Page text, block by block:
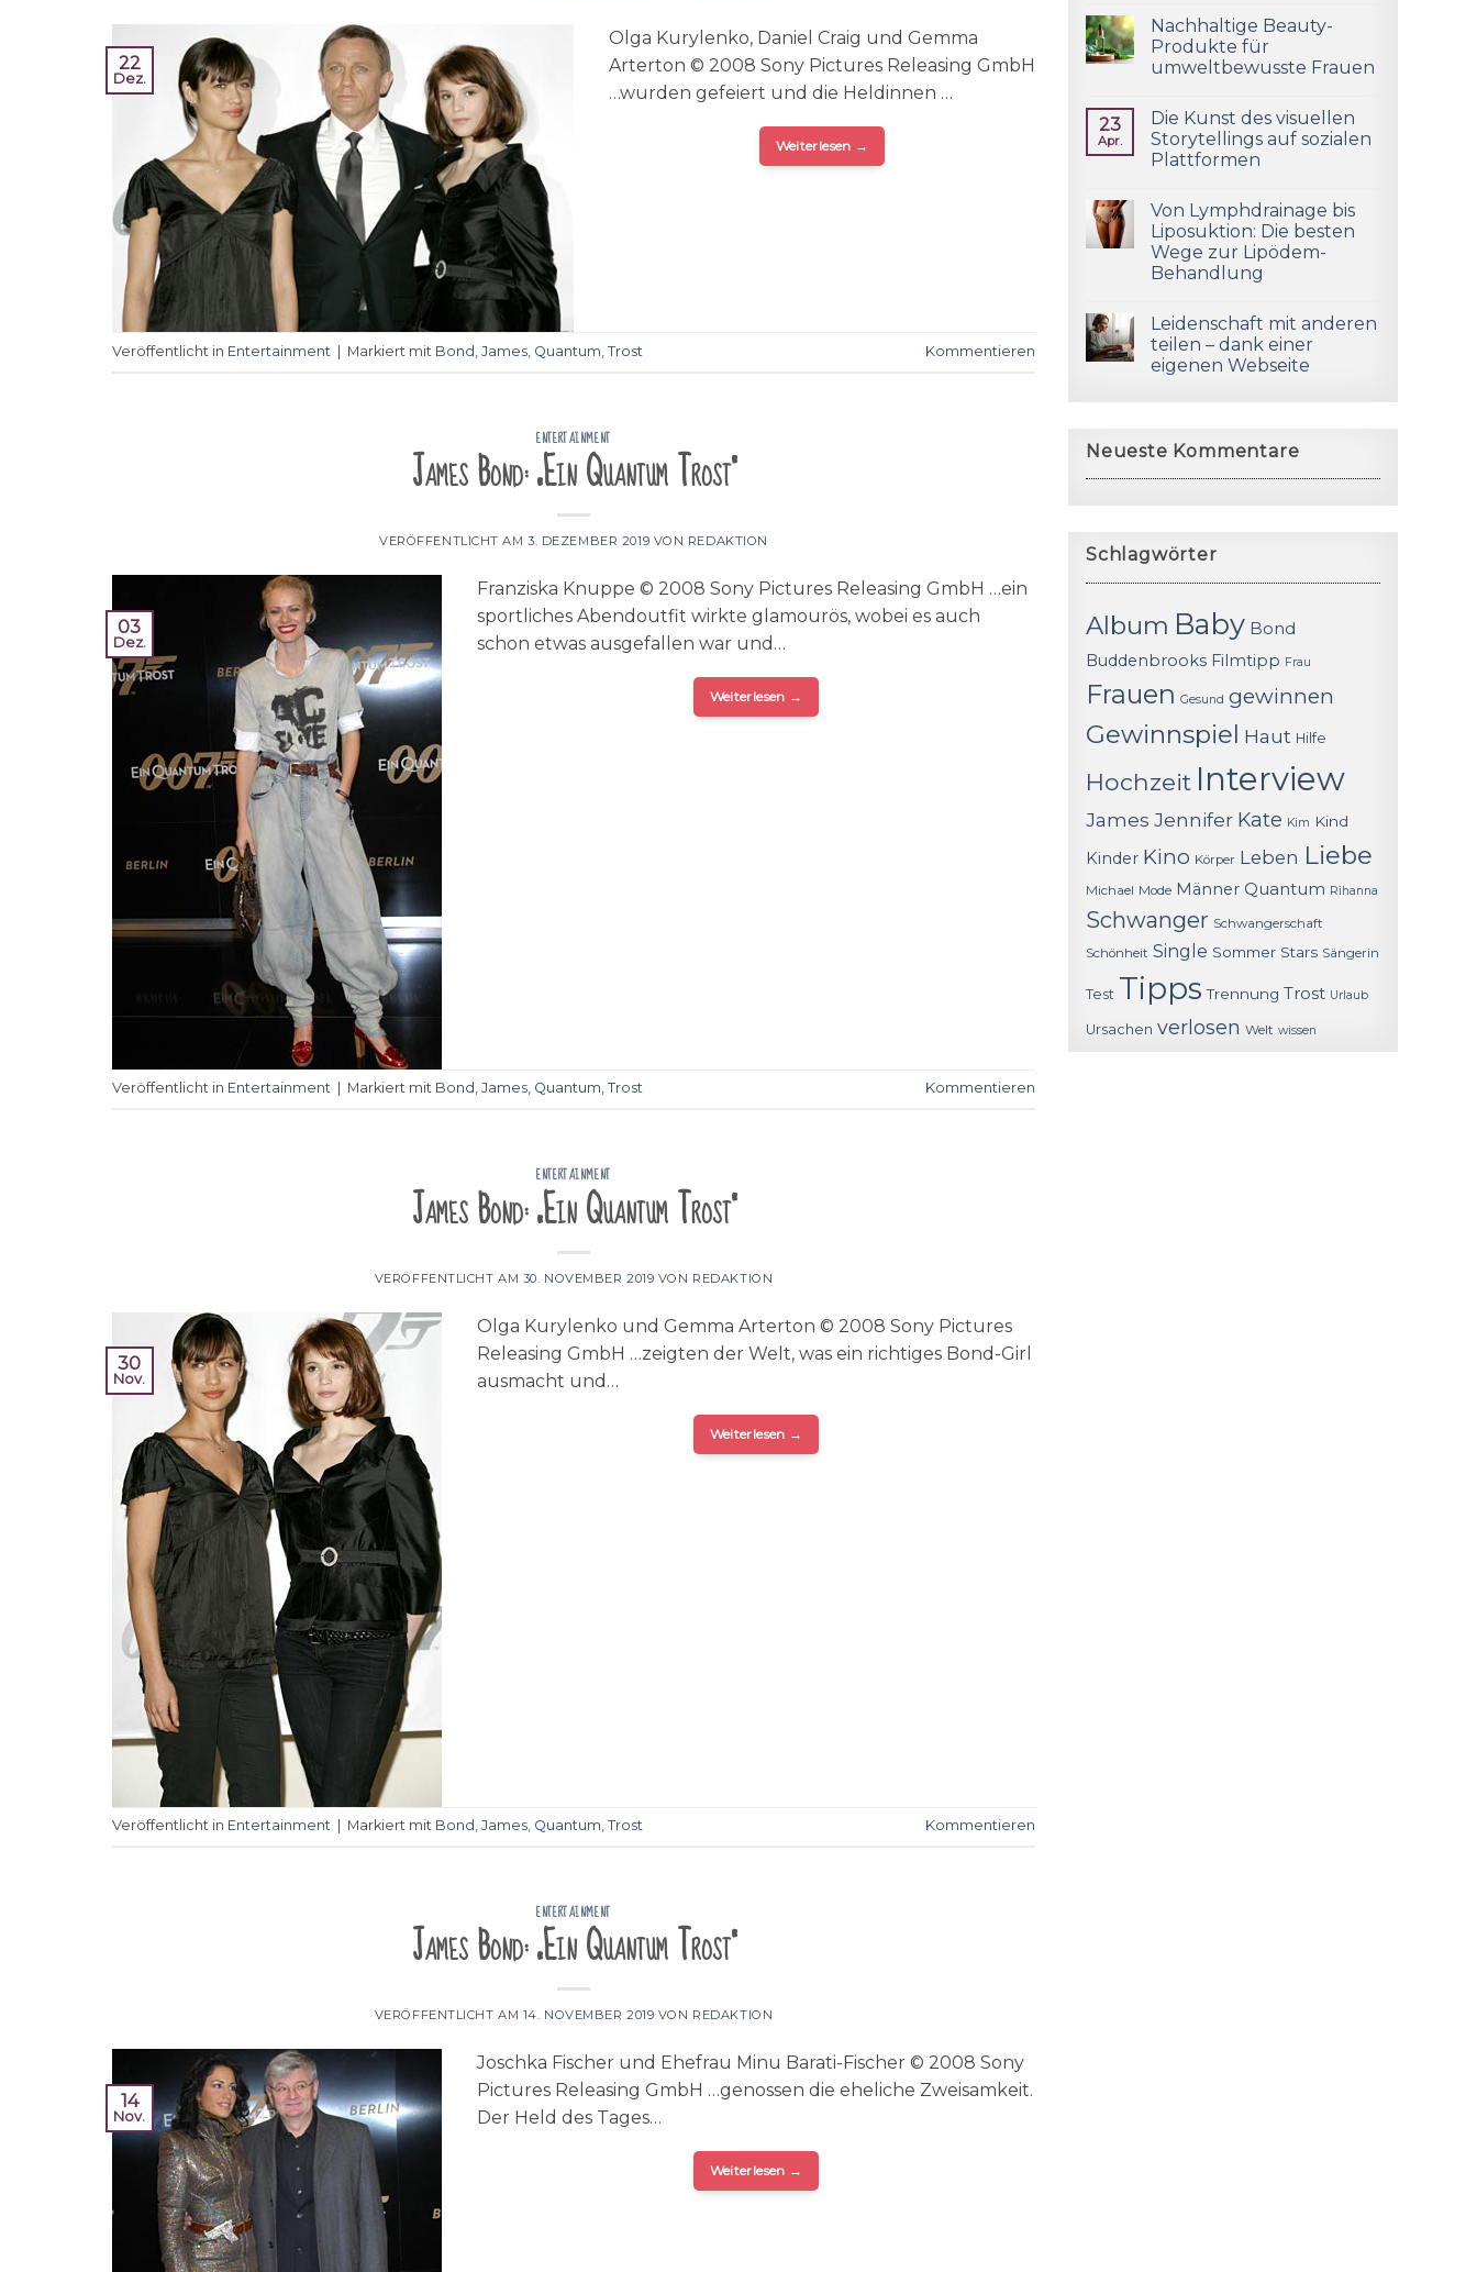
22
Dez.
Olga Kurylenko, Daniel Craig und Gemma
Arterton © 2008 Sony Pictures Releasing GmbH
…wurden gefeiert und die Heldinnen …
Weiterlesen →
Veröffentlicht in Entertainment Markiert mit Bond James Quantum Trost Kommentieren
ENTERTAINMENT
James Bond: „Ein Quantum Trost“
VERÖFFENTLICHT AM3. DEZEMBER 2019 VON REDAKTION
03
Dez.
Franziska Knuppe © 2008 Sony Pictures Releasing GmbH …ein
sportliches Abendoutfit wirkte glamourös, wobei es auch
schon etwas ausgefallen war und…
Weiterlesen →
Veröffentlicht in Entertainment Markiert mit Bond , James, Quantum, Trost Kommentieren
ENTERTAINMENT
James Bond: „Ein Quantum Trost“
VERÖFFENTLICHT AM 30. NOVEMBER 2019 VON REDAKTION
30
Nov.
Olga Kurylenko und Gemma Arterton © 2008 Sony Pictures
Releasing GmbH …zeigten der Welt, was ein richtiges Bond-Girl
ausmacht und…
Weiterlesen →
Veröffentlicht in Entertainment Markiert mit Bond , James, Quantum, Trost Kommentieren
ENTERTAINMENT
James Bond: „Ein Quantum Trost“
VERÖFFENTLICHT AM 14. NOVEMBER 2019 VON REDAKTION
14
Nov.
Joschka Fischer und Ehefrau Minu Barati-Fischer © 2008 Sony
Pictures Releasing GmbH …genossen die eheliche Zweisamkeit.
Der Held des Tages…
Weiterlesen →
Nachhaltige Beauty-
Produkte für
umweltbewusste Frauen
23
Apr.
Die Kunst des visuellen
Storytellings auf sozialen
Plattformen
Von Lymphdrainage bis
Liposuktion: Die besten
Wege zur Lipödem-
Behandlung
Leidenschaft mit anderen
teilen – dank einer
eigenen Webseite
Neueste Kommentare
Schlagwörter
Album Baby Bond
Buddenbrooks Filmtipp Frau
Frauen Gesund gewinnen
Gewinnspiel Haut Hilfe
Hochzeit Interview
James Jennifer Kate Kim Kind
Kinder Kino Körper Leben Liebe
Michael Mode Männer Quantum Rihanna
Schwanger Schwangerschaft
Schönheit Single Sommer Stars Sängerin
Test Tipps Trennung Trost Urlaub
Ursachen verlosen Welt wissen